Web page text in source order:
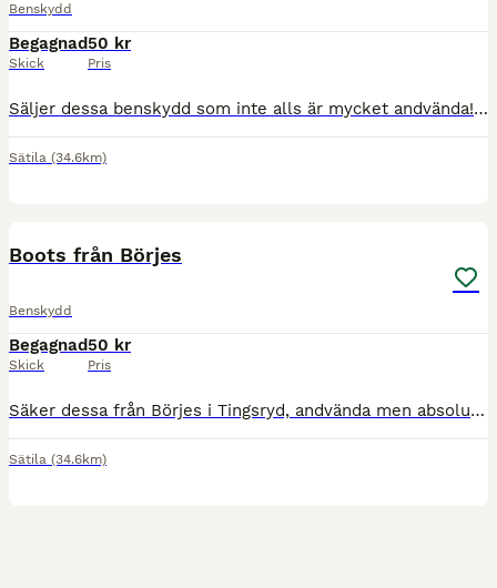
Benskydd
Begagnad
Skick
50 kr
Pris
Säljer dessa benskydd som inte alls är mycket andvända! Typ inget slitage, minns inte vart dom är köpta!
Sätila (34.6km)
Boots från Börjes
Benskydd
Begagnad
Skick
50 kr
Pris
Säker dessa från Börjes i Tingsryd, andvända men absolut jätte fina! Kan hämtas på plats eller så står köparen för frakt!
Sätila (34.6km)